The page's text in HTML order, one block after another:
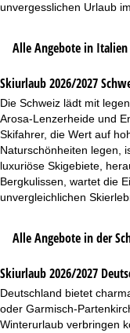
unvergesslichen Urlaub
Alle Angebote in Italien
Skiurlaub 2026/2027
Die Schweiz lädt mit
Arosa-Lenzerheide und
Skifahrer, die Wert auf
Naturschönheiten legen,
luxuriöse Skigebiete,
Bergkulissen, wartet die
unvergleichlichen
Alle Angebote in der
Skiurlaub 2026/2027
Deutschland bietet
oder Garmisch-
Winterurlaub verbringen